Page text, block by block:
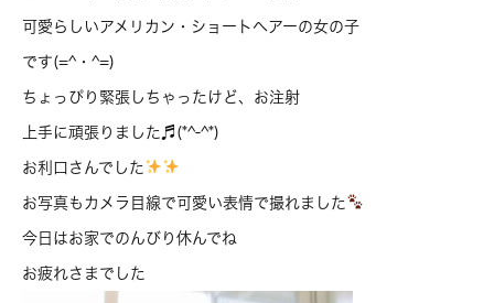
可愛らしいアメリカン・ショートヘアーの女の子
です(=^・^=)
ちょっぴり緊張しちゃったけど、お注射
上手に頑張りました♬(*^-^*)
お利口さんでした
お写真もカメラ目線で可愛い表情で撮れました
今日はお家でのんびり休んでね
お疲れさまでした